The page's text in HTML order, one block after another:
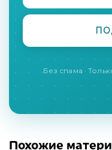
Без спама ·
Похожие